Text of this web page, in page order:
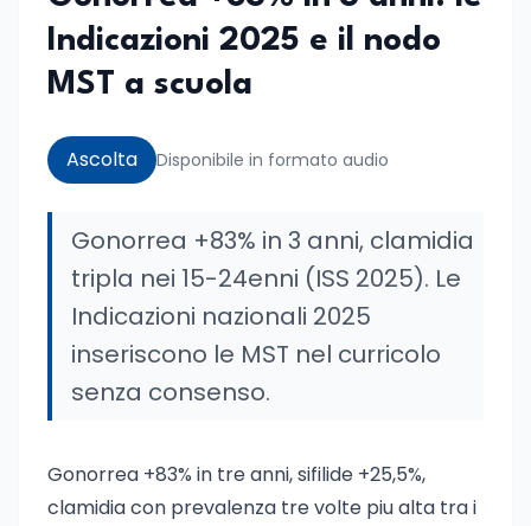
Indicazioni 2025 e il nodo
MST a scuola
Ascolta Disponibile in formato audio
Gonorrea +83% in 3 anni, clamidia
tripla nei 15-24enni (ISS 2025). Le
Indicazioni nazionali 2025
inseriscono le MST nel curricolo
senza consenso.
Gonorrea +83% in tre anni, sifilide +25,5%,
clamidia con prevalenza tre volte piu alta tra i